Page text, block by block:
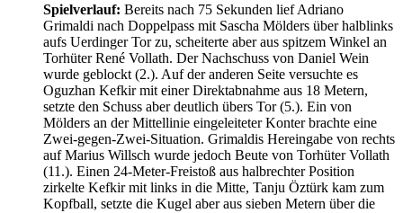
Spielverlauf: Bereits nach 75 Sekunden lief Adriano
Grimaldi nach Doppelpass mit Sascha Mölders über halblinks
aufs Uerdinger Tor zu, scheiterte aber aus spitzem Winkel an
Torhüter René Vollath. Der Nachschuss von Daniel Wein
wurde geblockt (2.). Auf der anderen Seite versuchte es
Oguzhan Kefkir mit einer Direktabnahme aus 18 Metern,
setzte den Schuss aber deutlich übers Tor (5.). Ein von
Mölders an der Mittellinie eingeleiteter Konter brachte eine
Zwei-gegen-Zwei-Situation. Grimaldis Hereingabe von rechts
auf Marius Willsch wurde jedoch Beute von Torhüter Vollath
(11.). Einen 24-Meter-Freistoß aus halbrechter Position
zirkelte Kefkir mit links in die Mitte, Tanju Öztürk kam zum
Kopfball, setzte die Kugel aber aus sieben Metern über die